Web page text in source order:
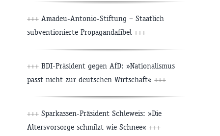
+++ Amadeu-Antonio-Stiftung – Staatlich
subventionierte Propagandafibel +++
+++ BDI-Präsident gegen AfD: »Nationalismus
passt nicht zur deutschen Wirtschaft« +++
+++ Sparkassen-Präsident Schleweis: »Die
Altersvorsorge schmilzt wie Schnee« +++